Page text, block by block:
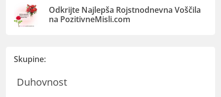
Odkrijte Najlepša Rojstnodnevna Voščila
na PozitivneMisli.com
Skupine:
Duhovnost